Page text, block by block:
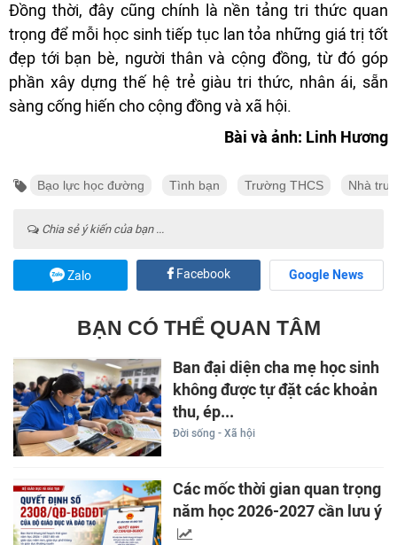
Đồng thời, đây cũng chính là nền tảng tri thức quan
trọng để mỗi học sinh tiếp tục lan tỏa những giá trị tốt
đẹp tới bạn bè, người thân và cộng đồng, từ đó góp
phần xây dựng thế hệ trẻ giàu tri thức, nhân ái, sẵn
sàng cống hiến cho cộng đồng và xã hội.
Bài và ảnh: Linh Hương
Bạo lực học đường Tình bạn Trường THCS Nhà
Chia sẻ ý kiến của bạn ...
Zalo Facebook Google News
BẠN CÓ THỂ QUAN TÂM
Ban đại diện cha mẹ học sinh
không được tự đặt các khoản
thu, ép...
Đời sống - Xã hội
Các mốc thời gian quan trọng
năm học 2026-2027 cần lưu ý